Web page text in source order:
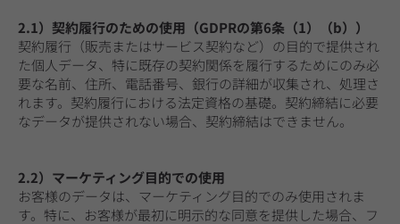
2.1）契約履行のための使用（GDPRの第6条（1）（b））
契約履行（販売またはサービス契約など）の目的で提供され
た個人データ、特に既存の契約関係を履行するためにのみ必
要な名前、住所、電話番号、銀行の詳細が収集され、処理さ
れます。契約履行における法定資格の基礎。契約締結に必要
なデータが提供されない場合、契約締結はできません。
2.2）マーケティング目的での使用
お客様のデータは、マーケティング目的でのみ使用されま
す。特に、お客様が最初に明示的な同意を提供した場合、フ